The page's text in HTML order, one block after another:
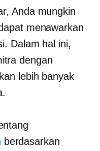
Anda mungkin
menawarkan
Dalam hal ini,
dengan
lebih banyak
berdasarkan